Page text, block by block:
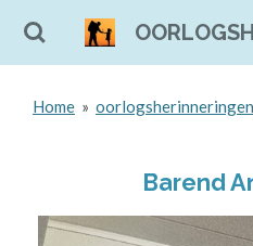
Ga
Home » oorlogsherinneringen
Barend